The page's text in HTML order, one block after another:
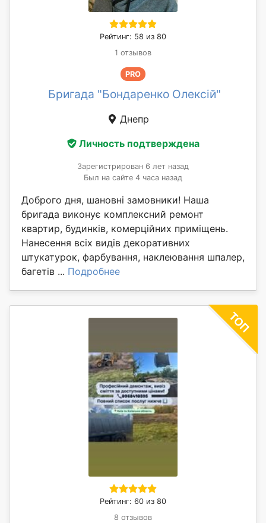
Рейтинг: 58 из 80
1 отзывов
PRO
Бригада "Бондаренко Олексій"
Днепр
Личность подтверждена
Зарегистрирован 6 лет назад
Был на сайте 4 часа назад
Доброго дня, шановні замовники! Наша
бригада виконує комплексний ремонт
квартир, будинків, комерційних приміщень.
Нанесення всіх видів декоративних
штукатурок, фарбування, наклеювання шпалер,
багетів ... Подробнее
Рейтинг: 60 из 80
8 отзывов